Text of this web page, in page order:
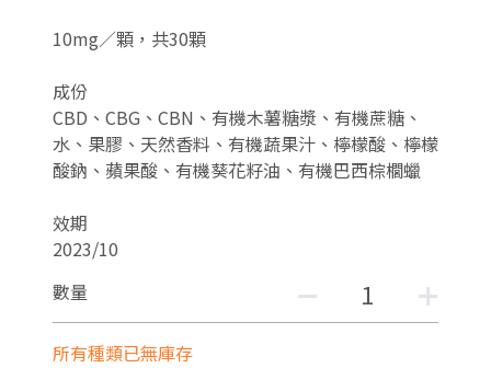
10mg／顆，共30顆
成份
CBD、CBG、CBN、有機木薯糖漿、有機蔗糖、
水、果膠、天然香料、有機蔬果汁、檸檬酸、檸檬
酸鈉、蘋果酸、有機葵花籽油、有機巴西棕櫚蠟
效期
2023/10
數量
所有種類已無庫存